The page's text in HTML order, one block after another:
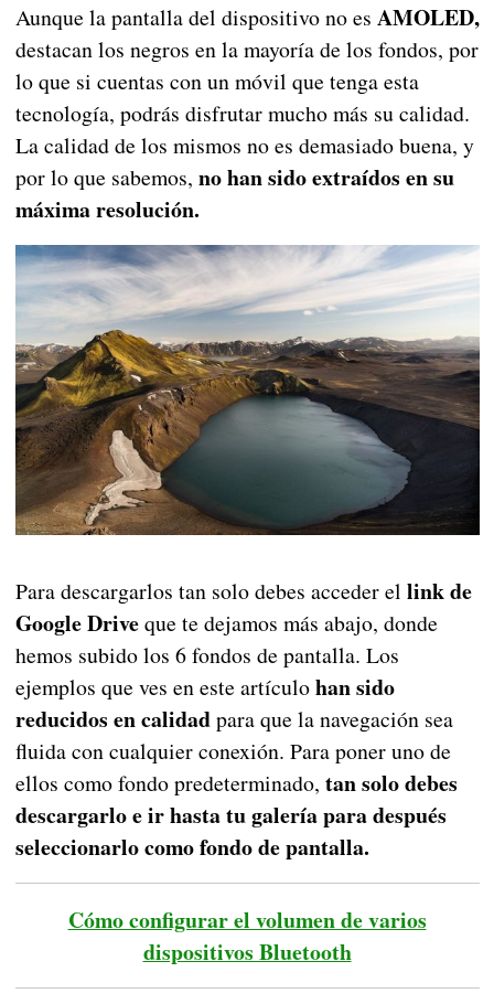
Aunque la pantalla del dispositivo no es AMOLED,
destacan los negros en la mayoría de los fondos, por
lo que si cuentas con un móvil que tenga esta
tecnología, podrás disfrutar mucho más su calidad.
La calidad de los mismos no es demasiado buena, y
por lo que sabemos, no han sido extraídos en su
máxima resolución.
Para descargarlos tan solo debes acceder el link de
Google Driveque te dejamos más abajo, donde
hemos subido los 6 fondos de pantalla. Los
ejemplos que ves en este artículohan sido
reducidos en calidadpara que la navegación sea
fluida con cualquier conexión. Para poner uno de
ellos como fondo predeterminado, tan solo debes
descargarlo e ir hasta tu galería para después
seleccionarlo como fondo de pantalla.
Cómo configurar el volumen de varios
dispositivos Bluetooth